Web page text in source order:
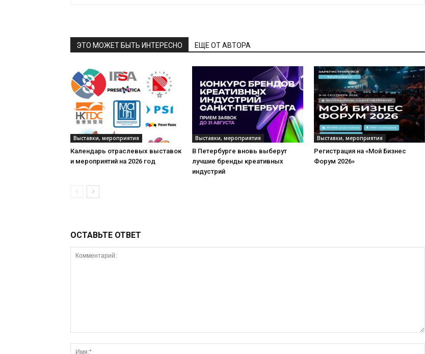
ЭТО МОЖЕТ БЫТЬ ИНТЕРЕСНО ЕЩЕ ОТ АВТОРА
Выставки, мероприятия
Календарь отраслевых выставок
и мероприятий на 2026 год
Выставки, мероприятия
В Петербурге вновь выберут
лучшие бренды креативных
индустрий
Выставки, мероприятия
Регистрация на «Мой Бизнес
Форум 2026»
ОСТАВЬТЕ ОТВЕТ